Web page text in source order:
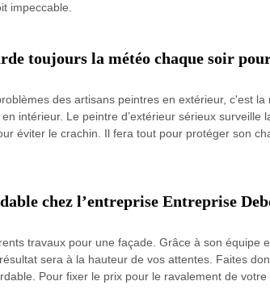
impeccable.
toujours la météo chaque soir
des artisans peintres en extérieur, c'est
intérieur. Le peintre d’extérieur sérieux
éviter le crachin. Il fera tout pour protéger son
chez l’entreprise Entreprise
travaux pour une façade. Grâce à son
sera à la hauteur de vos attentes. Faites
Pour fixer le prix pour le ravalement de